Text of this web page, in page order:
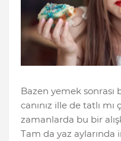
Bazen yemek
canınız ille de tatlı
zamanlarda bu bir
Tam da yaz